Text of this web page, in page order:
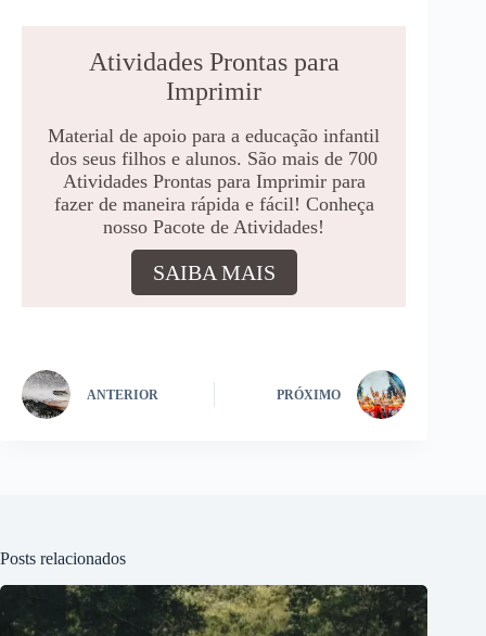
Atividades Prontas para
Imprimir
Material de apoio para a educação infantil
dos seus filhos e alunos. São mais de 700
Atividades Prontas para Imprimir para
fazer de maneira rápida e fácil! Conheça
nosso Pacote de Atividades!
SAIBA MAIS
ANTERIOR PRÓXIMO
Posts relacionados